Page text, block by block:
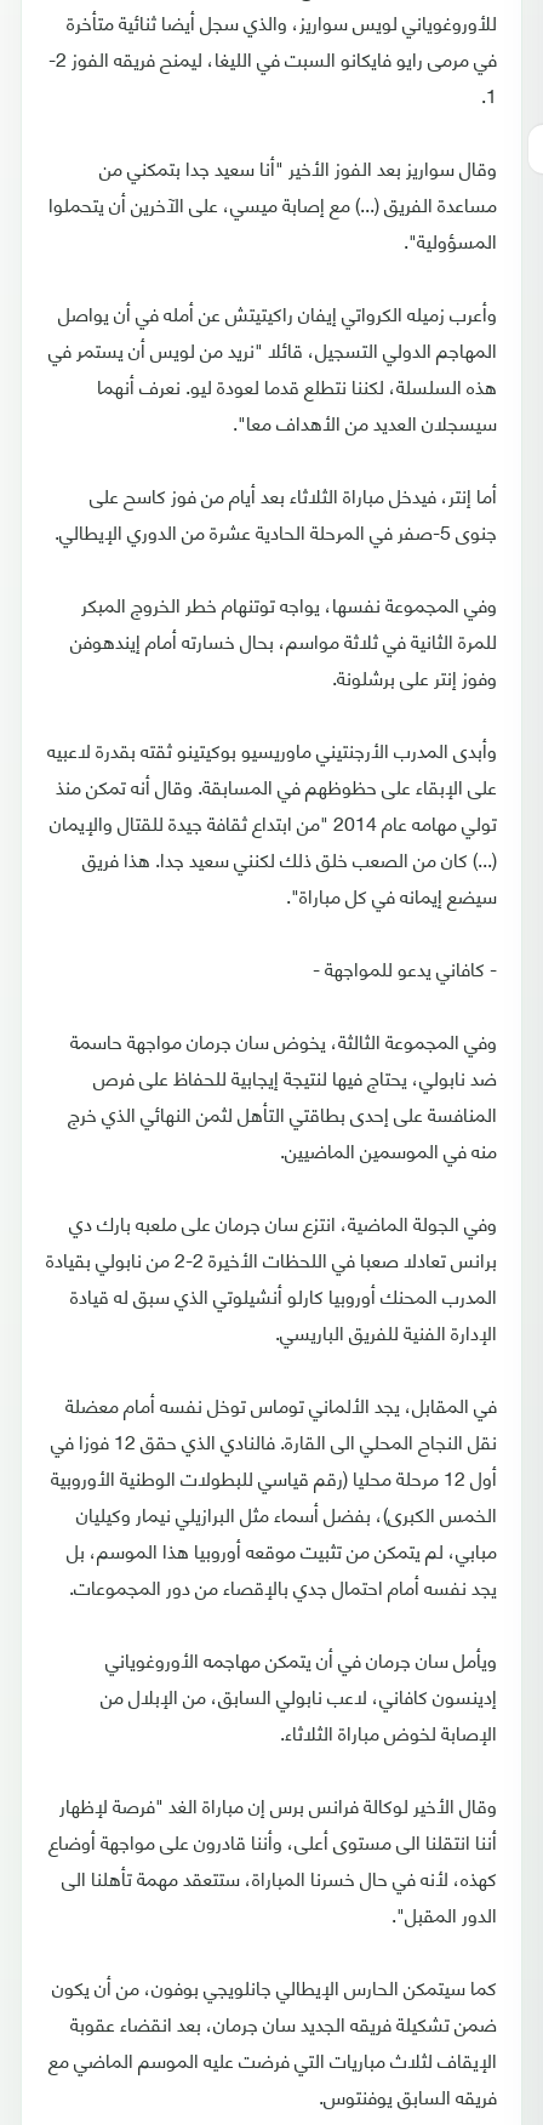
للأوروغوياني لويس سواريز، والذي سجل أيضا ثنائية متأخرة
في مرمى رايو فايكانو السبت في الليغا، ليمنح فريقه الفوز 2-
1.
وقال سواريز بعد الفوز الأخير "أنا سعيد جدا بتمكني من
مساعدة الفريق (...) مع إصابة ميسي، على الآخرين أن يتحملوا
المسؤولية".
وأعرب زميله الكرواتي إيفان راكيتيتش عن أمله في أن يواصل
المهاجم الدولي التسجيل، قائلا "نريد من لويس أن يستمر في
هذه السلسلة، لكننا نتطلع قدما لعودة ليو. نعرف أنهما
سيسجلان العديد من الأهداف معا".
أما إنتر، فيدخل مباراة الثلاثاء بعد أيام من فوز كاسح على
جنوى 5-صفر في المرحلة الحادية عشرة من الدوري الإيطالي.
وفي المجموعة نفسها، يواجه توتنهام خطر الخروج المبكر
للمرة الثانية في ثلاثة مواسم، بحال خسارته أمام إيندهوفن
وفوز إنتر على برشلونة.
وأبدى المدرب الأرجنتيني ماوريسيو بوكيتينو ثقته بقدرة لاعبيه
على الإبقاء على حظوظهم في المسابقة. وقال أنه تمكن منذ
تولي مهامه عام 2014 "من ابتداع ثقافة جيدة للقتال والإيمان
(...) كان من الصعب خلق ذلك لكنني سعيد جدا. هذا فريق
سيضع إيمانه في كل مباراة".
- كافاني يدعو للمواجهة -
وفي المجموعة الثالثة، يخوض سان جرمان مواجهة حاسمة
ضد نابولي، يحتاج فيها لنتيجة إيجابية للحفاظ على فرص
المنافسة على إحدى بطاقتي التأهل لثمن النهائي الذي خرج
منه في الموسمين الماضيين.
وفي الجولة الماضية، انتزع سان جرمان على ملعبه بارك دي
برانس تعادلا صعبا في اللحظات الأخيرة 2-2 من نابولي بقيادة
المدرب المحنك أوروبيا كارلو أنشيلوتي الذي سبق له قيادة
الإدارة الفنية للفريق الباريسي.
في المقابل، يجد الألماني توماس توخل نفسه أمام معضلة
نقل النجاح المحلي الى القارة. فالنادي الذي حقق 12 فوزا في
أول 12 مرحلة محليا (رقم قياسي للبطولات الوطنية الأوروبية
الخمس الكبرى)، بفضل أسماء مثل البرازيلي نيمار وكيليان
مبابي، لم يتمكن من تثبيت موقعه أوروبيا هذا الموسم، بل
يجد نفسه أمام احتمال جدي بالإقصاء من دور المجموعات.
ويأمل سان جرمان في أن يتمكن مهاجمه الأوروغوياني
إدينسون كافاني، لاعب نابولي السابق، من الإبلال من
الإصابة لخوض مباراة الثلاثاء.
وقال الأخير لوكالة فرانس برس إن مباراة الغد "فرصة لإظهار
أننا انتقلنا الى مستوى أعلى، وأننا قادرون على مواجهة أوضاع
كهذه، لأنه في حال خسرنا المباراة، ستتعقد مهمة تأهلنا الى
الدور المقبل".
كما سيتمكن الحارس الإيطالي جانلويجي بوفون، من أن يكون
ضمن تشكيلة فريقه الجديد سان جرمان، بعد انقضاء عقوبة
الإيقاف لثلاث مباريات التي فرضت عليه الموسم الماضي مع
فريقه السابق يوفنتوس.